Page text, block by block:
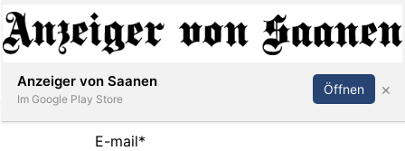
Abonnieren Anmelden
E-mail*
Anzeiger von Saanen
Im Google Play Store
Öffnen ×